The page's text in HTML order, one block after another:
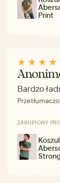
Print
Bardzo
ZAKUPIONY